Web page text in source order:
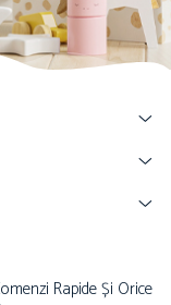
Rapide Și Orice